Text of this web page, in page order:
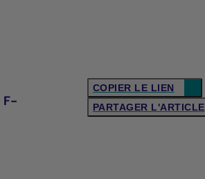
COPIER LE LIEN
PARTAGER L'ARTICLE
F-